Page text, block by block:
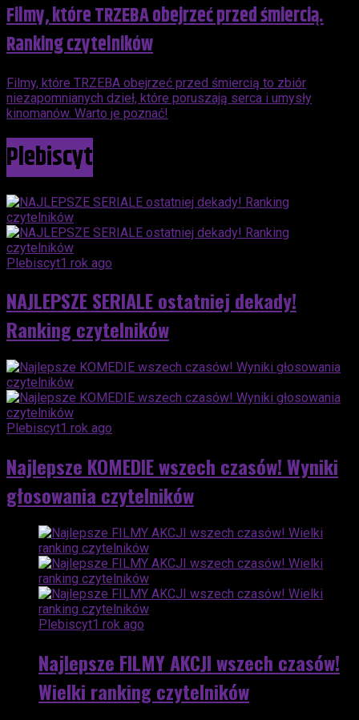
Filmy, które TRZEBA obejrzeć przed śmiercią.
Ranking czytelników
Filmy, które TRZEBA obejrzeć przed śmiercią to zbiór
niezapomnianych dzieł, które poruszają serca i umysły
kinomanów. Warto je poznać!
Plebiscyt
Plebiscyt1 rok ago
NAJLEPSZE SERIALE ostatniej dekady!
Ranking czytelników
Plebiscyt1 rok ago
Najlepsze KOMEDIE wszech czasów! Wyniki
głosowania czytelników
Plebiscyt1 rok ago
Najlepsze FILMY AKCJI wszech czasów!
Wielki ranking czytelników